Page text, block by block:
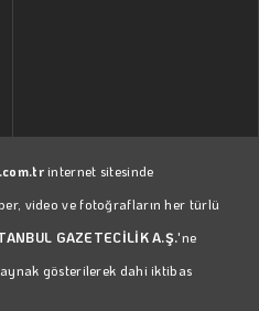
internet sitesinde
video ve fotoğrafların her türlü
GAZETECİLİK A.Ş.'ne
gösterilerek dahi iktibas